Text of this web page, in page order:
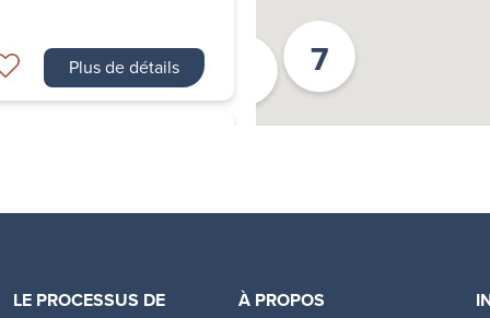
Plus de détails
Certains services inclus
Plus de détails
7
LE PROCESSUS DE
À PROPOS